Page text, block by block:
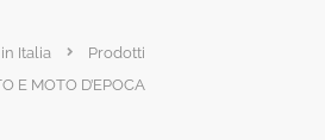
Italia
Prodotti
E MOTO D’EPOCA